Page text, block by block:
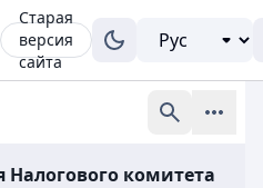
Старая
версия
сайта
Налогового комитета